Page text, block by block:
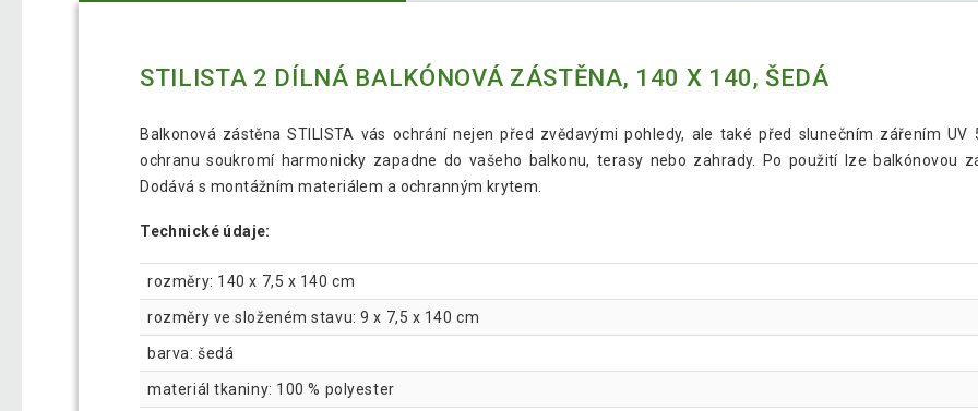
STILISTA 2 DÍLNÁ BALKÓNOVÁ ZÁSTĚNA, 140 X 140, ŠEDÁ
Balkonová zástěna STILISTA vás ochrání nejen před zvědavými pohledy, ale také před slunečním zářením
ochranu soukromí harmonicky zapadne do vašeho balkonu, terasy nebo zahrady. Po použití lze balkónovou
Dodává s montážním materiálem a ochranným krytem.
Technické údaje:
rozměry: 140 x 7,5 x 140 cm
rozměry ve složeném stavu: 9 x 7,5 x 140 cm
barva: šedá
materiál tkaniny: 100 % polyester